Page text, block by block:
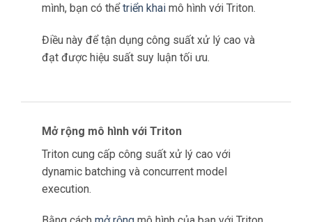
mình, bạn có thểtriển khai mô hình với Triton.
Điều này để tận dụng công suất xử lý cao và
đạt được hiệu suất suy luận tối ưu.
Mở rộng mô hình với Triton
Triton cung cấp công suất xử lý cao với
dynamic batching và concurrent model
execution.